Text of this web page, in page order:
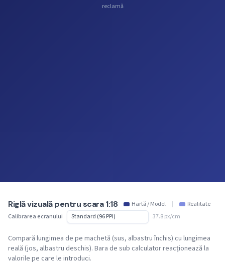
reclamă
Riglă vizuală pentru scara 1:18 Hartă / Model |
Realitate
Calibrarea ecranului
37.8 px/cm
Compară lungimea de pe machetă (sus, albastru închis) cu lungimea
reală (jos, albastru deschis). Bara de sub calculator reacționează la
valorile pe care le introduci.